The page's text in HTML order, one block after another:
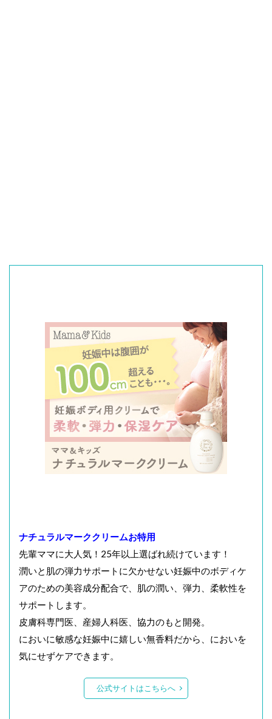
ナチュラルマーククリームお特用
先輩ママに大人気！25年以上選ばれ続けています！
潤いと肌の弾力サポートに欠かせない妊娠中のボディケ
アのための美容成分配合で、肌の潤い、弾力、柔軟性を
サポートします。
皮膚科専門医、産婦人科医、協力のもと開発。
においに敏感な妊娠中に嬉しい無香料だから、においを
気にせずケアできます。
公式サイトはこちらへ